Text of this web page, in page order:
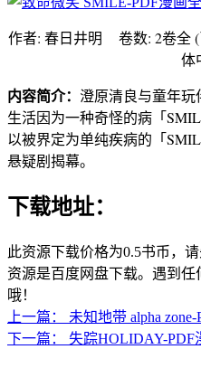
作者: 春日井明 卷数: 2卷
体
内容简介： 澄原清良与童年
生活因为一种奇怪的病「
以被界定为单纯疾病的「
悬疑剧揭幕。
下载地址：
此资源下载价格为0.5书币，
资源是百度网盘下载。遇到
哦！
上一篇：
未知地带 alpha
下一篇：
失踪HOLIDAY-PDF